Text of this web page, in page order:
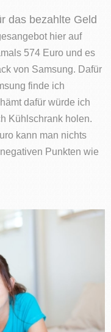
das bezahlte Geld
hier auf
574 Euro und es
von Samsung. Dafür
finde ich
dafür würde ich
Kühlschrank holen.
kann man nichts
Punkten wie